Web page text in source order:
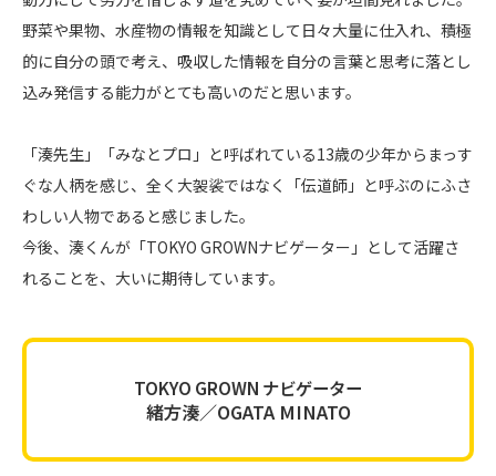
野菜や果物、水産物の情報を知識として日々大量に仕入れ、積極
的に自分の頭で考え、吸収した情報を自分の言葉と思考に落とし
込み発信する能力がとても高いのだと思います。
「湊先生」「みなとプロ」と呼ばれている13歳の少年からまっす
ぐな人柄を感じ、全く大袈裟ではなく「伝道師」と呼ぶのにふさ
わしい人物であると感じました。
今後、湊くんが「TOKYO GROWNナビゲーター」として活躍さ
れることを、大いに期待しています。
TOKYO GROWN ナビゲーター
緒方湊／OGATA MINATO